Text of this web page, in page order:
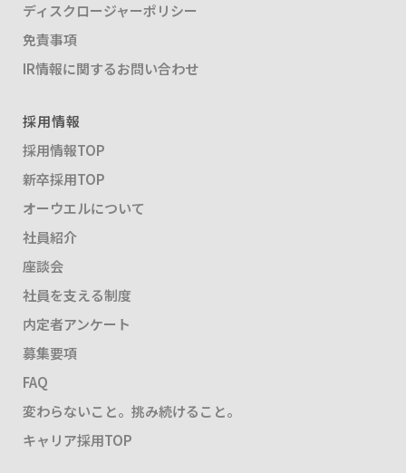
ディスクロージャーポリシー
免責事項
IR情報に関するお問い合わせ
採用情報
採用情報TOP
新卒採用TOP
オーウエルについて
社員紹介
座談会
社員を支える制度
内定者アンケート
募集要項
FAQ
変わらないこと。挑み続けること。
キャリア採用TOP